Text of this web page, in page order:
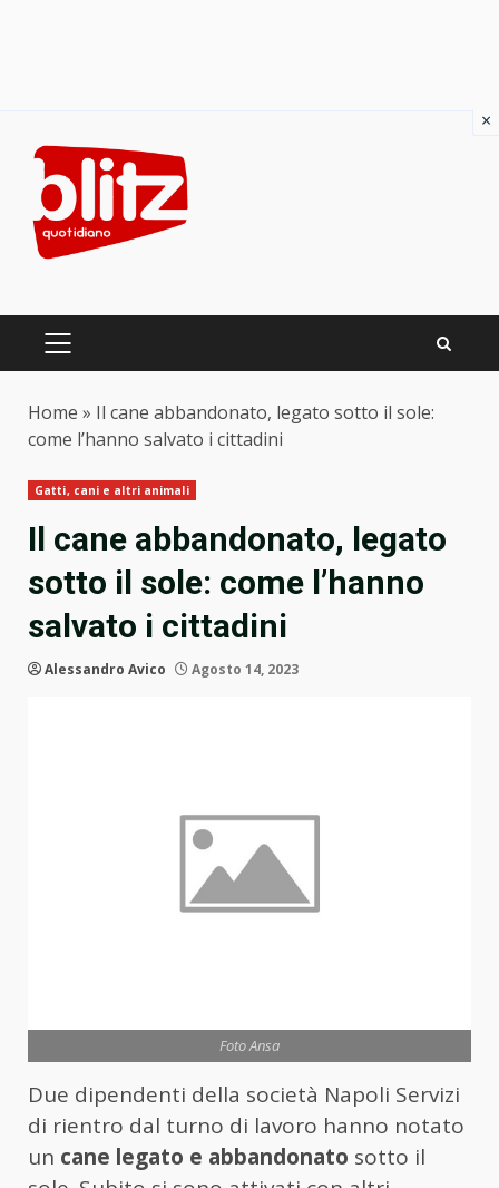
content
PRIMARY
Home » Il cane abbandonato, legato sotto il sole:
come l’hanno salvato i cittadini
Gatti, cani e altri animali
Il cane abbandonato, legato
sotto il sole: come l’hanno
salvato i cittadini
Alessandro Avico Agosto 14, 2023
Foto Ansa
Due dipendenti della società Napoli Servizi
di rientro dal turno di lavoro hanno notato
un cane legato e abbandonato sotto il
×